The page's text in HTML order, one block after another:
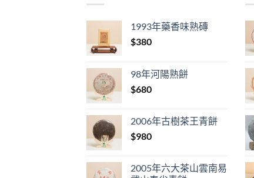
1993年藥香味熟磚
$380
98年河陽熟餅
$680
2006年古樹茶王青餅
$980
2005年六大茶山雲南易